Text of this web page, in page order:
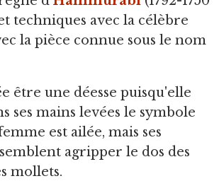
techniques avec la célèbre
la pièce connue sous le nom
être une déesse puisqu'elle
mains levées le symbole
est ailée, mais ses
agripper le dos des
mollets.